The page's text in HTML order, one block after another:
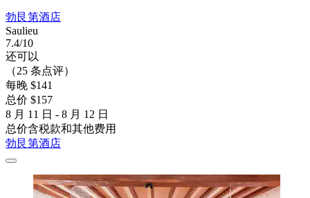
勃艮第酒店
Saulieu
7.4/10
还可以
（25 条点评）
每晚 $141
总价 $157
8 月 11 日 - 8 月 12 日
总价含税款和其他费用
勃艮第酒店